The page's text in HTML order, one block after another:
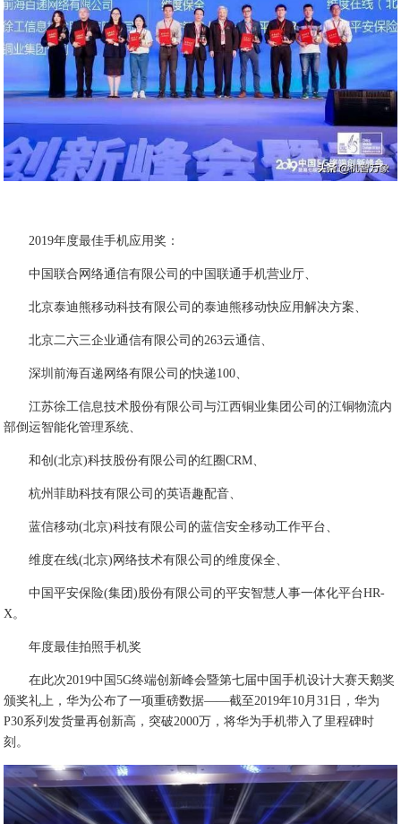
2019年度最佳手机应用奖：
中国联合网络通信有限公司的中国联通手机营业厅、
北京泰迪熊移动科技有限公司的泰迪熊移动快应用解决方案、
北京二六三企业通信有限公司的263云通信、
深圳前海百递网络有限公司的快递100、
江苏徐工信息技术股份有限公司与江西铜业集团公司的江铜物流内
部倒运智能化管理系统、
和创(北京)科技股份有限公司的红圈CRM、
杭州菲助科技有限公司的英语趣配音、
蓝信移动(北京)科技有限公司的蓝信安全移动工作平台、
维度在线(北京)网络技术有限公司的维度保全、
中国平安保险(集团)股份有限公司的平安智慧人事一体化平台HR-
X。
年度最佳拍照手机奖
在此次2019中国5G终端创新峰会暨第七届中国手机设计大赛天鹅奖
颁奖礼上，华为公布了一项重磅数据——截至2019年10月31日，华为
P30系列发货量再创新高，突破2000万，将华为手机带入了里程碑时
刻。